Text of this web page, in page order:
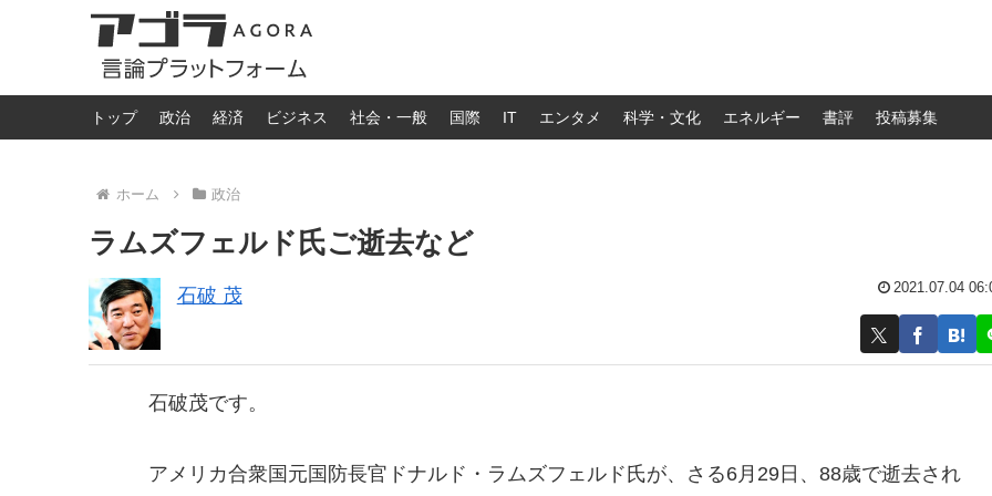
トップ 政治 経済 ビジネス 社会・一般 国際 IT エンタメ 科学・文化 エネルギー 書評 投稿募集
ホーム 政治
ラムズフェルド氏ご逝去など
石破 茂 2021.07.04
石破茂です。
アメリカ合衆国元国防長官ドナルド・ラムズフェルド氏が、さる6月29日、88歳で逝去され